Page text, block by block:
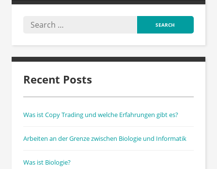
Recent Posts
Was ist Copy Trading und welche Erfahrungen gibt es?
Arbeiten an der Grenze zwischen Biologie und Informatik
Was ist Biologie?